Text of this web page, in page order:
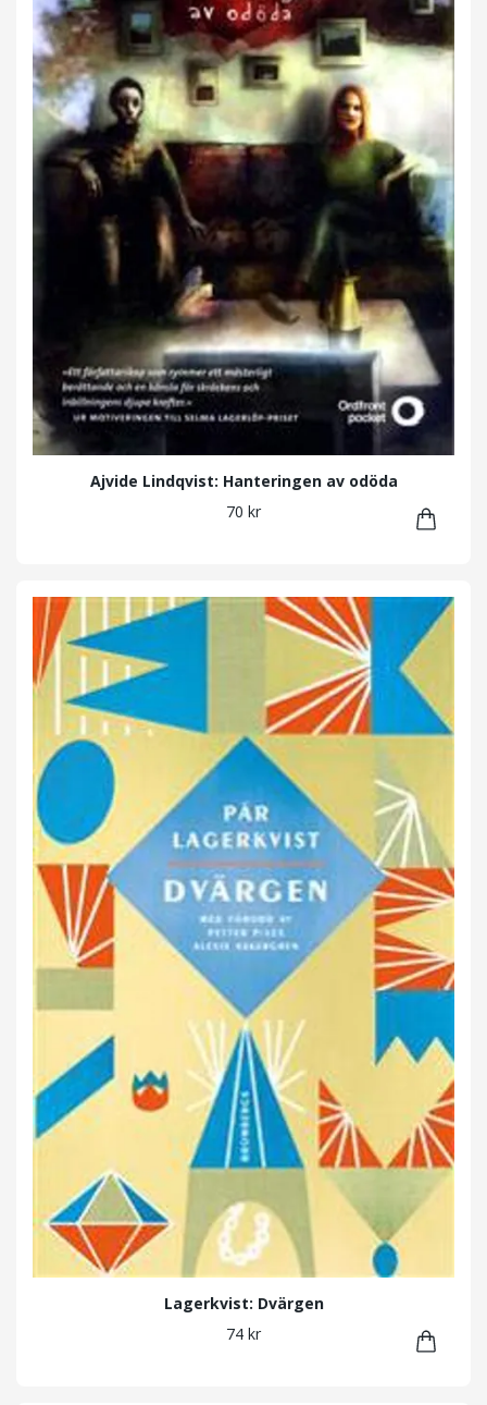
Ajvide Lindqvist: Hanteringen av odöda
70 kr
Lagerkvist: Dvärgen
74 kr